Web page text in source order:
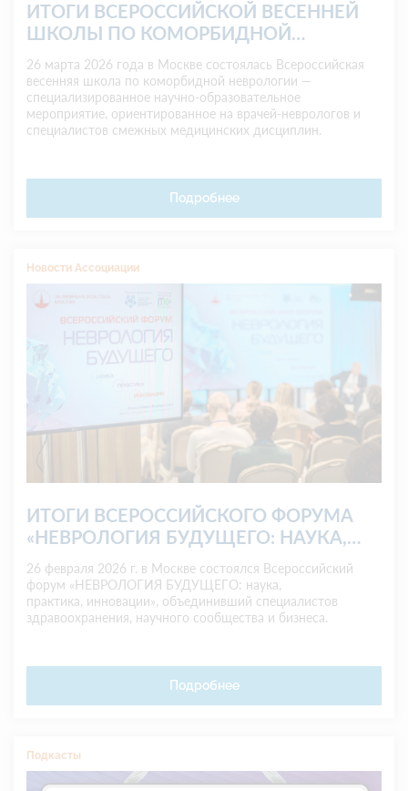
ИТОГИ ВСЕРОССИЙСКОЙ ВЕСЕННЕЙ
ШКОЛЫ ПО КОМОРБИДНОЙ
НЕВРОЛОГИИ 2026 (Москва, 26 марта
2026 г.)
26 марта 2026 года в Москве состоялась Всероссийская
весенняя школа по коморбидной неврологии —
специализированное научно-образовательное
мероприятие, ориентированное на врачей-неврологов и
специалистов смежных медицинских дисциплин.
Подробнее
Новости Ассоциации
ИТОГИ ВСЕРОССИЙСКОГО ФОРУМА
«НЕВРОЛОГИЯ БУДУЩЕГО: НАУКА,
ПРАКТИКА, ИННОВАЦИИ» (Москва, 26
февраля 2026 г.
26 февраля 2026 г. в Москве состоялся Всероссийский
форум «НЕВРОЛОГИЯ БУДУЩЕГО: наука,
практика, инновации», объединивший специалистов
здравоохранения, научного сообщества и бизнеса.
Подробнее
Подкасты